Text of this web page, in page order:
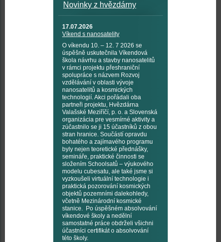
Novinky z hvězdárny
17.07.2026
Víkend s nanosatelity
O víkendu 10. – 12. 7 2026 se
úspěšně uskutečnila Víkendová
škola návrhu a stavby nanosatelitů
v rámci projektu přeshraniční
spolupráce s názvem Rozvoj
vzdělávání v oblasti vývoje
nanosatelitů a kosmických
technologií. Akci pořádali oba
partneři projektu, Hvězdárna
Valašské Meziříčí, p. o. a Slovenská
organizácia pre vesmírné aktivity a
zúčastnilo se ji 15 účastníků z obou
stran hranice. Součástí opravdu
bohatého a zajímavého programu
byly nejen teoretické přednášky,
semináře, praktické činnosti se
složením Schoolsatů – výukového
modelu cubesatu, ale také jsme si
vyzkoušeli virtuální technologie i
praktická pozorování kosmických
objektů pozemními dalekohledy,
včetně Mezinárodní kosmické
stanice. Po úspěšném absolvování
víkendové školy a nedělní
samostatné práce obdrželi všichni
účastníci certifikát o absolvování
této školy.